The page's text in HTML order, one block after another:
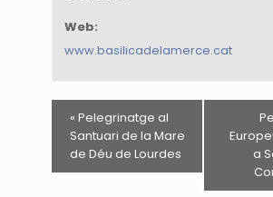
Web:
www.basilicadelamerce.cat
« Pelegrinatge al
Santuari de la Mare
de Déu de Lourdes
a